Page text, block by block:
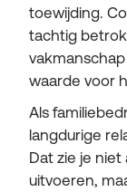
toewijding.
tachtig
waarde voor
Als
langdurige
Dat zie je
uitvoeren,